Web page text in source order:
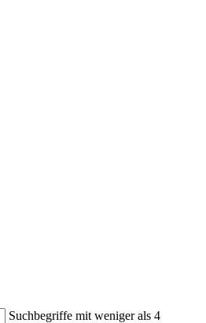
Suchbegriffe mit weniger als 4